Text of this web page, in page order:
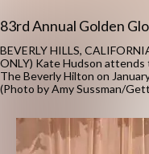
83rd Annual Golden
BEVERLY HILLS,
ONLY) Kate Hudson
The Beverly Hilton on
(Photo by Amy Sussman/